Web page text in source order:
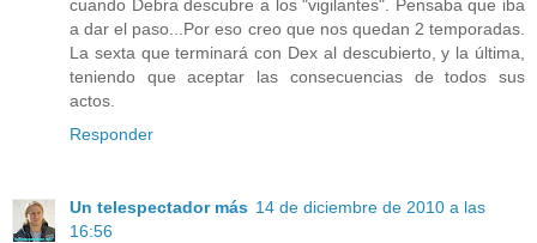
cuando Debra descubre a los "vigilantes". Pensaba que iba
a dar el paso...Por eso creo que nos quedan 2 temporadas.
La sexta que terminará con Dex al descubierto, y la última,
teniendo que aceptar las consecuencias de todos sus
actos.
Responder
Un telespectador más 14 de diciembre de 2010 a las
16:56